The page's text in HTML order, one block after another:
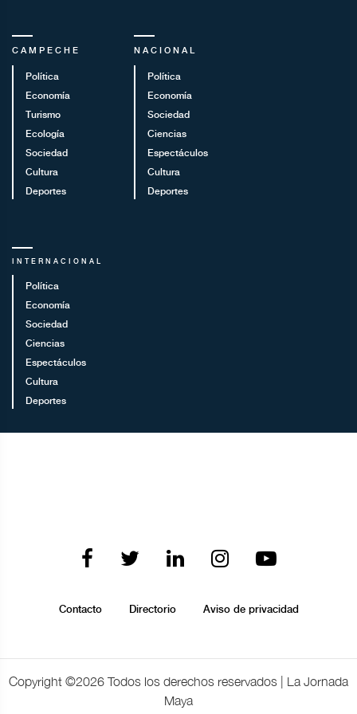
CAMPECHE
Política
Economía
Turismo
Ecología
Sociedad
Cultura
Deportes
NACIONAL
Política
Economía
Sociedad
Ciencias
Espectáculos
Cultura
Deportes
INTERNACIONAL
Política
Economía
Sociedad
Ciencias
Espectáculos
Cultura
Deportes
Contacto Directorio Aviso de privacidad
Copyright ©2026 Todos los derechos reservados | La Jornada
Maya